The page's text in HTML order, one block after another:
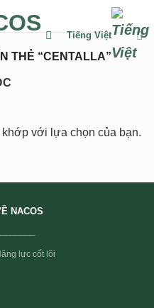
Tiếng Việt
THẺ “CENTALLA”
khớp với lựa chọn của bạn.
NACOS
lực cốt lõi